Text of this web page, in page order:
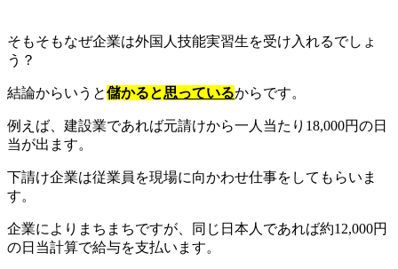
そもそもなぜ企業は外国人技能実習生を受け入れるでしょ
う？
結論からいうと儲かると思っているからです。
例えば、建設業であれば元請けから一人当たり18,000円の日
当が出ます。
下請け企業は従業員を現場に向かわせ仕事をしてもらいま
す。
企業によりまちまちですが、同じ日本人であれば約12,000円
の日当計算で給与を支払います。